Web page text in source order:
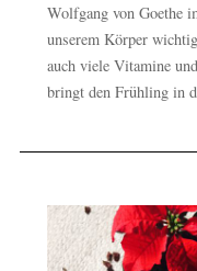
Wolfgang von Goethe
unserem Körper
auch viele Vitamine
bringt den Frühling in